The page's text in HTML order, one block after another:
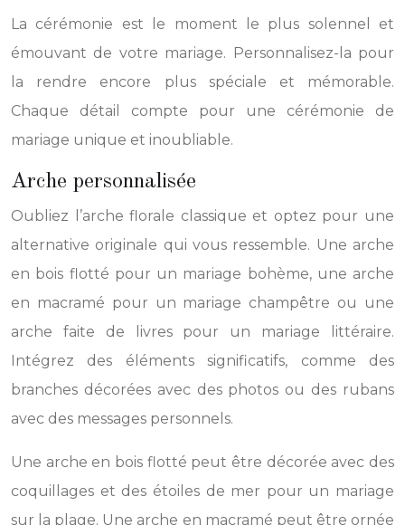
La cérémonie est le moment le plus solennel et
émouvant de votre mariage. Personnalisez-la pour
la rendre encore plus spéciale et mémorable.
Chaque détail compte pour une cérémonie de
mariage unique et inoubliable.
Arche personnalisée
Oubliez l’arche florale classique et optez pour une
alternative originale qui vous ressemble. Une arche
en bois flotté pour un mariage bohème, une arche
en macramé pour un mariage champêtre ou une
arche faite de livres pour un mariage littéraire.
Intégrez des éléments significatifs, comme des
branches décorées avec des photos ou des rubans
avec des messages personnels.
Une arche en bois flotté peut être décorée avec des
coquillages et des étoiles de mer pour un mariage
sur la plage. Une arche en macramé peut être ornée